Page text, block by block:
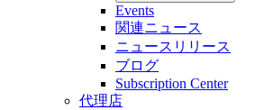
Events
関連ニュース
ニュースリリース
ブログ
Subscription Center
代理店